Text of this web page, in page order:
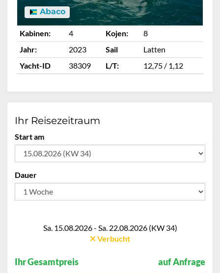
Abaco
Kabinen: 4 Kojen:
8
Jahr:
2023 Sail
Latten
Yacht-ID
38309 L/T: 12,75 / 1,12
Ihr Reisezeitraum
Start am
Dauer
Sa. 15.08.2026 - Sa. 22.08.2026 (KW 34)
Verbucht
Ihr Gesamtpreis auf Anfrage